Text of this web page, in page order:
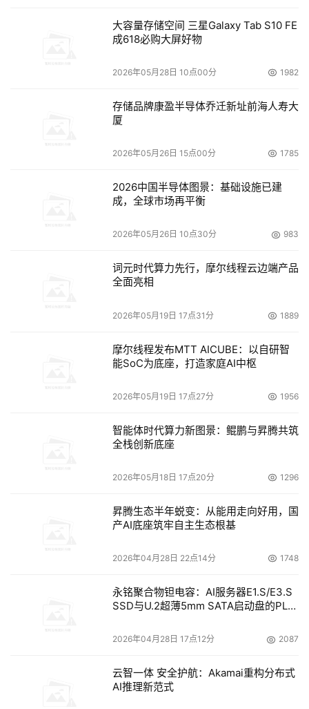
大容量存储空间 三星Galaxy Tab S10 FE
成618必购大屏好物
2026年05月28日 10点00分 1982
存储品牌康盈半导体乔迁新址前海人寿大
厦
2026年05月26日 15点00分 1785
2026中国半导体图景：基础设施已建
成，全球市场再平衡
2026年05月26日 10点30分 983
词元时代算力先行，摩尔线程云边端产品
全面亮相
2026年05月19日 17点31分 1889
摩尔线程发布MTT AICUBE：以自研智
能SoC为底座，打造家庭AI中枢
2026年05月19日 17点27分 1956
智能体时代算力新图景：鲲鹏与昇腾共筑
全栈创新底座
2026年05月18日 17点20分 1296
昇腾生态半年蜕变：从能用走向好用，国
产AI底座筑牢自主生态根基
2026年04月28日 22点14分 1748
永铭聚合物钽电容：AI服务器E1.S/E3.S
SSD与U.2超薄5mm SATA启动盘的PLP
2026年04月28日 17点12分 2087
云智一体 安全护航：Akamai重构分布式
AI推理新范式